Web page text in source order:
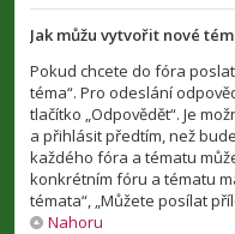
Jak můžu vytvořit nové
Pokud chcete do fóra
téma“. Pro odeslání
tlačítko „Odpovědět“. Je
a přihlásit předtím, než
každého fóra a tématu
konkrétním fóru a tématu
témata“, „Můžete posílat
Nahoru